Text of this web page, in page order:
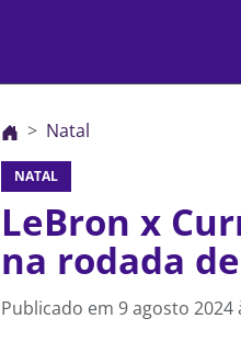
Natal
NATAL
LeBron x
na rodada
Publicado em 9 agosto 2024